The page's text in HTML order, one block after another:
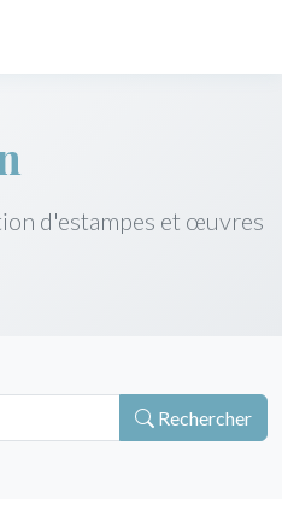
d'estampes et œuvres
Rechercher